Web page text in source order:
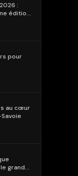
:
édition
pour
au cœur
grand